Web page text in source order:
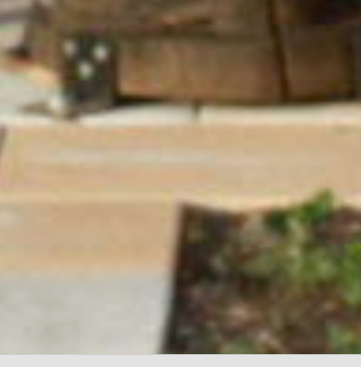
Permanence mairie
Le secrétariat est fermé le samedi matin.
Une permanence est assurée par le maire, sur rendez-